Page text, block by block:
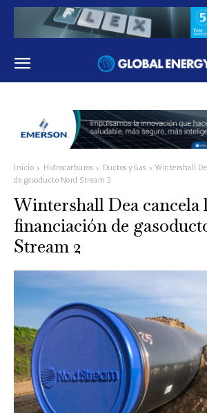
Inicio Hidrocarburos Ductos y Gas
Wintershall
de gasoducto Nord Stream 2
Wintershall Dea cancela
financiación de
Stream 2